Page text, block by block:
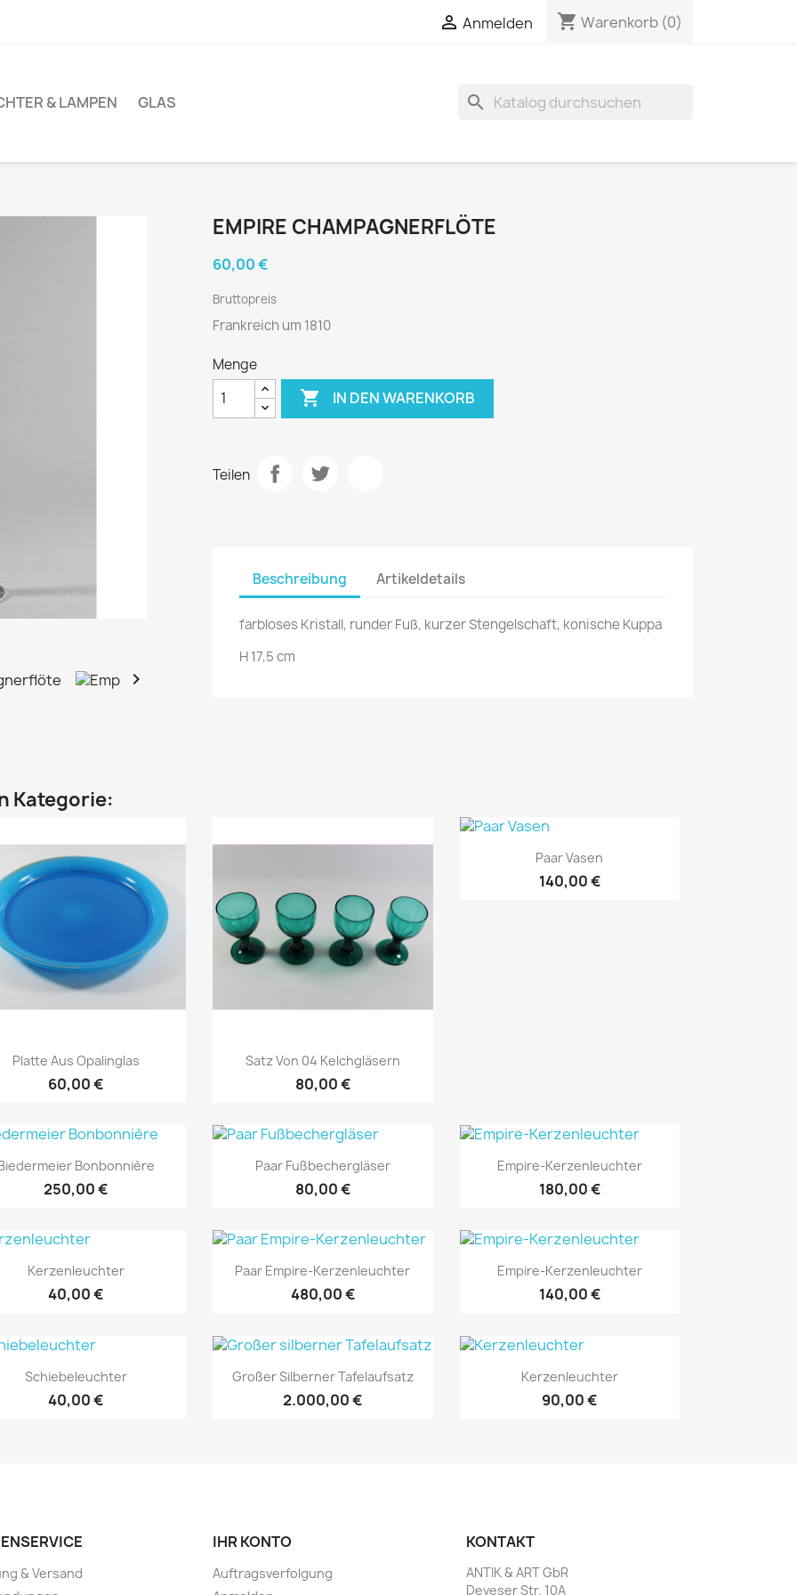
 Anmelden shopping_cart Warenkorb (0)
& LAMPEN GLAS search

EMPIRE CHAMPAGNERFLÖTE
60,00 €
Bruttopreis
Frankreich um 1810
Menge
 IN DEN WARENKORB
Teilen
Beschreibung Artikeldetails
farbloses Kristall, runder Fuß, kurzerStengelschaft, konische Kuppa
H 17,5 cm
Kategorie:
Vorschau
Platte Aus Opalinglas
60,00 €
 Vorschau
Satz Von 04 Kelchgläsern
80,00 €
Vorschau
Paar Vasen
140,00 €
Vorschau
Bonbonnière
250,00 €
Vorschau
Paar Fußbechergläser
80,00 €
Vorschau
Empire-Kerzenleuchter
180,00 €
Vorschau
Kerzenleuchter
40,00 €
Vorschau
Paar Empire-Kerzenleuchter
480,00 €
Vorschau
Empire-Kerzenleuchter
140,00 €
Vorschau
Schiebeleuchter
40,00 €
Vorschau
Großer Silberner Tafelaufsatz
2.000,00 €
Vorschau
Kerzenleuchter
90,00 €
& Versand
IHR KONTO
Auftragsverfolgung
KONTAKT
ANTIK & ART GbR
Deveser Str. 10A